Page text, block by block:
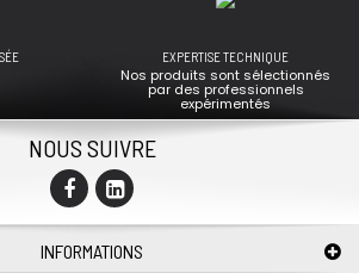
EXPERTISE TECHNIQUE
Nos produits sont sélectionnés
par des professionnels
expérimentés
NOUS SUIVRE
INFORMATIONS